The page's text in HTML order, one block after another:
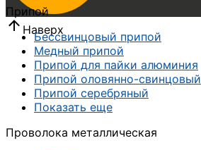
Припой
Бессвинцовый припой
Медный припой
Припой для пайки алюминия
Припой оловянно-свинцовый
Припой серебряный
Показать еще
Проволока металлическая
Наверх